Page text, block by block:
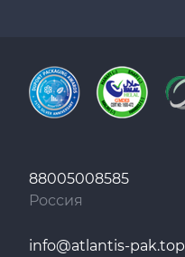
88005008585
Россия
info@atlantis-pak.top